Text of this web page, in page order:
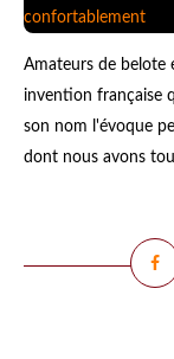
Amateurs de belote
invention française
son nom l'évoque
dont nous avons